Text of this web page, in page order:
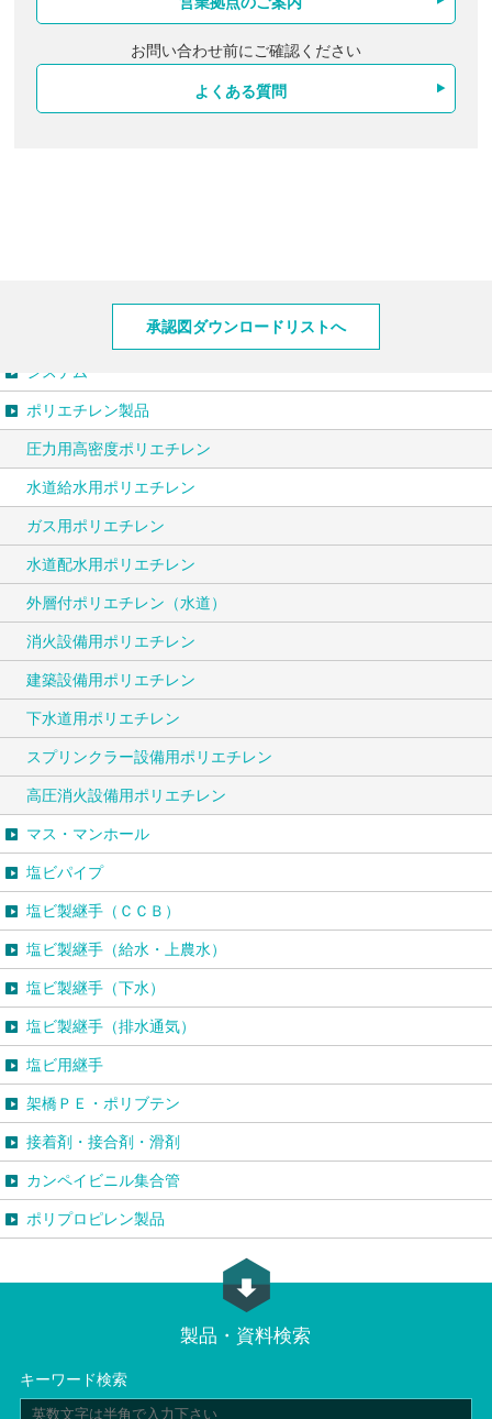
お問い合わせ前にご確認ください
よくある質問
承認図ダウンロードリストへ
システム
ポリエチレン製品
圧力用高密度ポリエチレン
水道給水用ポリエチレン
ガス用ポリエチレン
水道配水用ポリエチレン
外層付ポリエチレン（水道）
消火設備用ポリエチレン
建築設備用ポリエチレン
下水道用ポリエチレン
スプリンクラー設備用ポリエチレン
高圧消火設備用ポリエチレン
マス・マンホール
塩ビパイプ
塩ビ製継手（ＣＣＢ）
塩ビ製継手（給水・上農水）
塩ビ製継手（下水）
塩ビ製継手（排水通気）
塩ビ用継手
架橋ＰＥ・ポリブテン
接着剤・接合剤・滑剤
カンペイビニル集合管
ポリプロピレン製品
製品・資料検索
キーワード検索